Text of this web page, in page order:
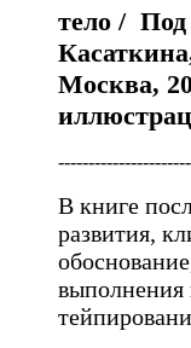
тело /
Москва,
В книге
развития,
выполнения